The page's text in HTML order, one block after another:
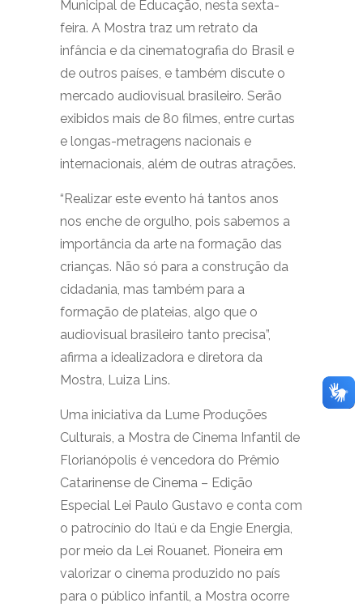
Municipal de Educação, nesta sexta-
feira. A Mostra traz um retrato da
infância e da cinematografia do Brasil e
de outros países, e também discute o
mercado audiovisual brasileiro. Serão
exibidos mais de 80 filmes, entre curtas
e longas-metragens nacionais e
internacionais, além de outras atrações.
“Realizar este evento há tantos anos
nos enche de orgulho, pois sabemos a
importância da arte na formação das
crianças. Não só para a construção da
cidadania, mas também para a
formação de plateias, algo que o
audiovisual brasileiro tanto precisa”,
afirma a idealizadora e diretora da
Mostra, Luiza Lins.
Uma iniciativa da Lume Produções
Culturais, a Mostra de Cinema Infantil de
Florianópolis é vencedora do Prêmio
Catarinense de Cinema – Edição
Especial Lei Paulo Gustavo e conta com
o patrocínio do Itaú e da Engie Energia,
por meio da Lei Rouanet. Pioneira em
valorizar o cinema produzido no país
para o público infantil, a Mostra ocorre